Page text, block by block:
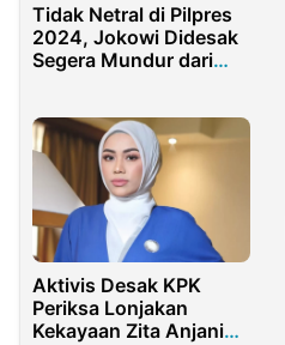
Tidak Netral di Pilpres
2024, Jokowi Didesak
Segera Mundur dari
Aktivis Desak KPK
Periksa Lonjakan
Kekayaan Zita Anjani